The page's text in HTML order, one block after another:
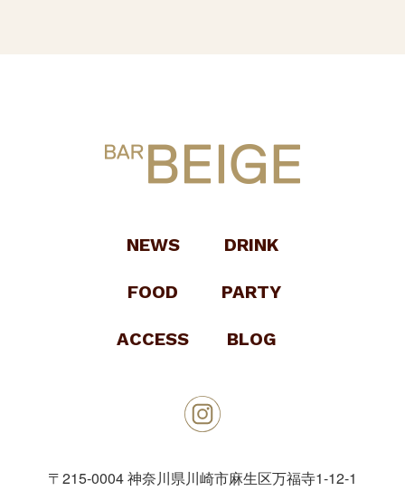
NEWS DRINK
FOOD PARTY
ACCESS BLOG
〒215-0004神奈川県川崎市麻生区万福寺1-12-1